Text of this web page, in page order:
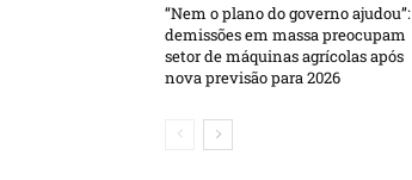
“Nem o plano do governo ajudou”:
demissões em massa preocupam
setor de máquinas agrícolas após
nova previsão para 2026